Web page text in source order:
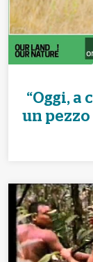
“Oggi,
un